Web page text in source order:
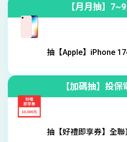
【月月抽】
抽【Apple】iPhone
【加碼抽】投保
抽【好禮即享券】全